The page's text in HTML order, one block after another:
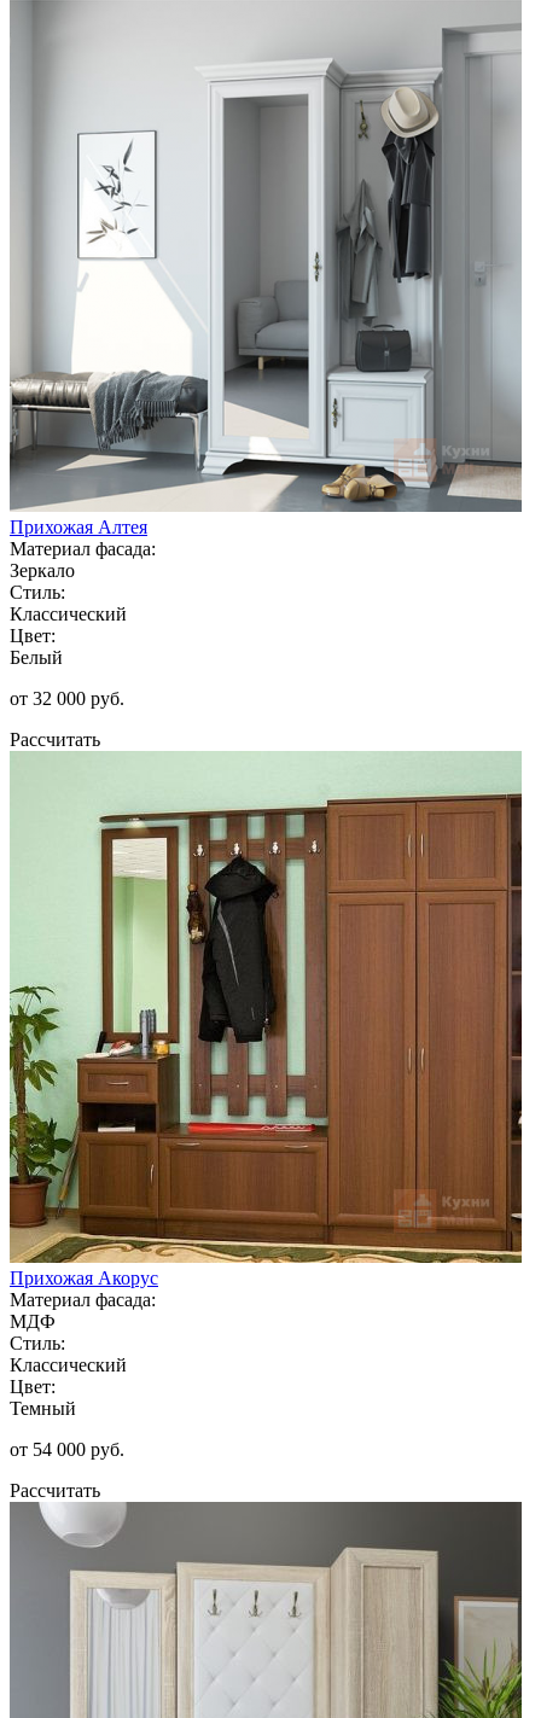
Прихожая Алтея
Материал фасада:
Зеркало
Стиль:
Классический
Цвет:
Белый
от 32 000 руб.
Рассчитать
Прихожая Акорус
Материал фасада:
МДФ
Стиль:
Классический
Цвет:
Темный
от 54 000 руб.
Рассчитать